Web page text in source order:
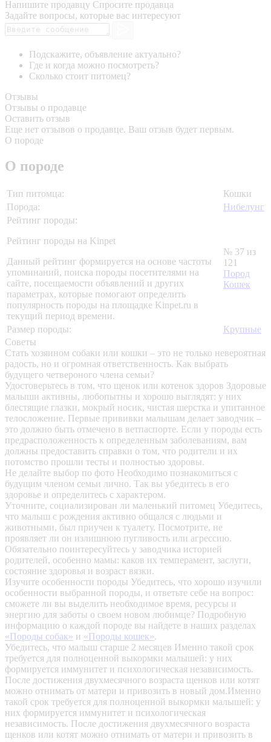
Напишите продавцу Спросите продавца
Задайте вопросы, которые вас интересуют
Подскажите, объявление актуально?
Где и когда можно посмотреть?
Сколько стоит питомец?
Отзывы
Отзывы о продавце
Оставить отзыв
Еще нет отзывов о продавце. Ваш отзыв будет первым.
О породе
О породе
Тип питомца:
Кошки
Порода:
Нибелунг
Рейтинг породы:
Рейтинг породы на Kinpet
Данный рейтинг формируется на основе частоты
упоминаний, поиска породы посетителями на
сайте, посещаемости объявлений и других
параметрах, которые помогают определить
популярность породы на площадке Kinpet.ru в
текущий период времени.
№ 37 из
121
Пород
Кошек
Размер породы:
Крупные
Советы
Стать хозяином собаки или кошки – это не только невероятная
радость, но и огромная ответственность. Как выбрать
будущего четвероного члена семьи?
Удостоверьтесь в том, что щенок или котенок здоров Здоровые
малыши активны, любопытны и хорошо выглядят: у них
блестящие глазки, мокрый носик, чистая шерстка и упитанное
телосложение. Первые прививки малышам делает заводчик –
это должно быть отмечено в ветпаспорте. Если у породы есть
предрасположенность к определенным заболеваниям, вам
должны предоставить справки о том, что родители и их
потомство прошли тесты и полностью здоровы.
Не делайте выбор по фото Необходимо познакомиться с
будущим членом семьи лично. Так вы убедитесь в его
здоровье и определитесь с характером.
Уточните, социализирован ли маленький питомец Убедитесь,
что малыш с рождения активно общался с людьми и
животными, был приучен к туалету. Посмотрите, не
проявляет ли он излишнюю пугливость или агрессию.
Обязательно поинтересуйтесь у заводчика историей
родителей, особенно мамы: каков их темперамент, заслуги,
состояние здоровья и возраст вязки.
Изучите особенности породы Убедитесь, что хорошо изучили
особенности выбранной породы, и ответьте себе на вопрос:
сможете ли вы выделить необходимое время, ресурсы и
энергию для заботы о своем новом любимце? Подробную
информацию о каждой породе вы найдете в наших разделах
«Породы собак» и «Породы кошек».
Убедитесь, что малыш старше 2 месяцев Именно такой срок
требуется для полноценной выкормки малышей: у них
формируется иммунитет и психологическая независимость.
После достижения двухмесячного возраста щенков или котят
можно отнимать от матери и привозить в новый дом.Именно
такой срок требуется для полноценной выкормки малышей: у
них формируется иммунитет и психологическая
независимость. После достижения двухмесячного возраста
щенков или котят можно отнимать от матери и привозить в